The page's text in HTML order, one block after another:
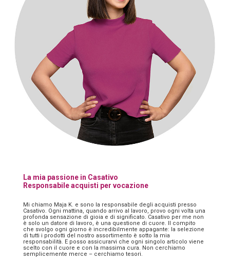
La mia passione in Casativo
Responsabile acquisti per vocazione
Mi chiamo Maja K. e sono la responsabile degli acquisti presso
Casativo. Ogni mattina, quando arrivo al lavoro, provo ogni volta una
profonda sensazione di gioia e di significato. Casativo per me non
è solo un datore di lavoro, è una questione di cuore. Il compito
che svolgo ogni giorno è incredibilmente appagante: la selezione
di tutti i prodotti del nostro assortimento è sotto la mia
responsabilità. E posso assicurarvi che ogni singolo articolo viene
scelto con il cuore e con la massima cura. Non cerchiamo
semplicemente merce – cerchiamo tesori.